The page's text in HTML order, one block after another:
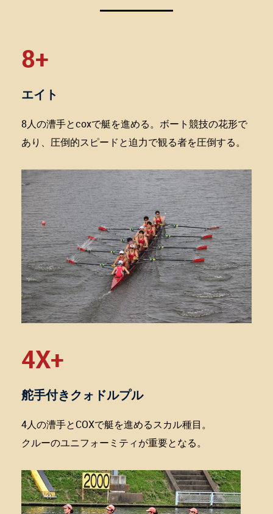
8+
エイト
8人の漕手とcoxで艇を進める。ボート競技の花形で
あり、圧倒的スピードと迫力で観る者を圧倒する。
4X+
舵手付きクォドルプル
4人の漕手とCOXで艇を進めるスカル種目。
クルーのユニフォーミティが重要となる。